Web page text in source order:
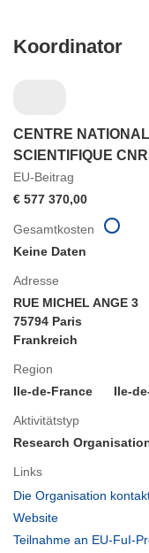
Koordinator
CENTRE
SCIENTIFIQUE
EU-Beitrag
€ 577 370,00
Adresse
RUE MICHEL ANGE 3
75794 Paris
Frankreich
Region
Ile-de-France
Ile-
Aktivitätstyp
Research
Links
Die Organisation
Website
in
Teilnahme an EU-FuI-
Gesamtkosten
Keine Daten